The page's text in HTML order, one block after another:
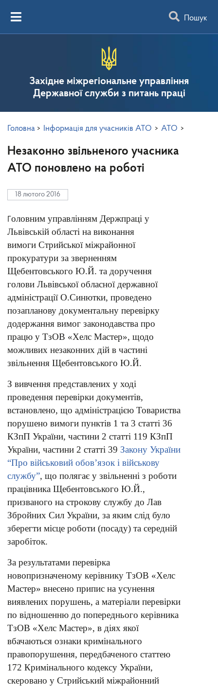
Пошук
Західне міжрегіональне управління
Державної служби з питань праці
Головна > Інформація для учасників АТО > АТО >
Незаконно звільненого учасника
АТО поновлено на роботі
18 лютого 2016
Головним управлінням Держпраці у
Львівській області на виконання
вимоги Стрийської міжрайонної
прокуратури за зверненням
Щебентовського Ю.Й. та доручення
голови Львівської обласної державної
адміністрації О.Синютки, проведено
позапланову документальну перевірку
додержання вимог законодавства про
працю у ТзОВ «Хелс Мастер», щодо
можливих незаконних дій в частині
звільнення Щебентовського Ю.Й.
З вивчення представлених у ході
проведення перевірки документів,
встановлено, що адміністрацією Товариства
порушено вимоги пунктів 1 та 3 статті 36
КЗпП України, частини 2 статті 119 КЗпП
України, частини 2 статті 39 Закону України
“Про військовий обов’язок і військову
службу”, що полягає у звільненні з роботи
працівника Щебентовського Ю.Й.,
призваного на строкову службу до Лав
Збройних Сил України, за яким слід було
зберегти місце роботи (посаду) та середній
заробіток.
За результатами перевірка
новопризначеному керівнику ТзОВ «Хелс
Мастер» внесено припис на усунення
виявлених порушень, а матеріали перевірки
по відношенню до попереднього керівника
ТзОВ «Хелс Мастер», в діях якої
вбачаються ознаки кримінального
правопорушення, передбаченого статтею
172 Кримінального кодексу України,
скеровано у Стрийський міжрайонний